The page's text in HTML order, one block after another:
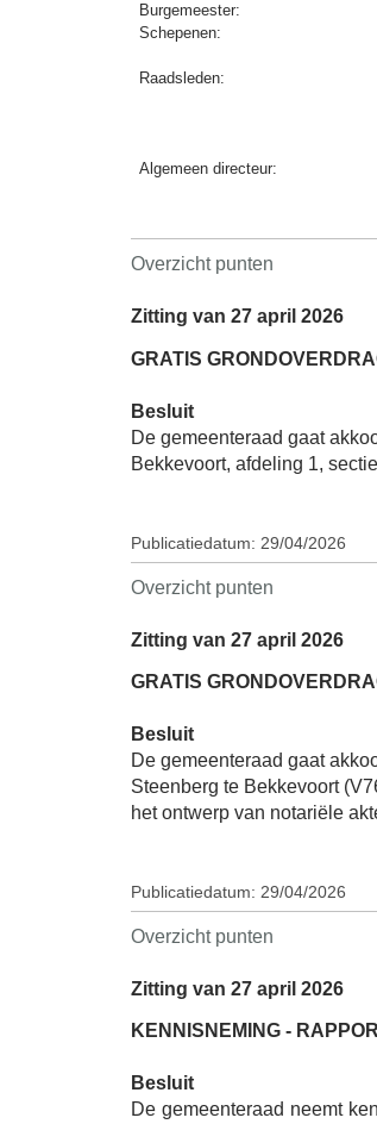
Burgemeester:
Schepenen:
Raadsleden:
Algemeen directeur:
Overzicht punten
Zitting van 27 april 2026
GRATIS
Besluit
De gemeenteraad gaat
Bekkevoort, afdeling 1,
Publicatiedatum: 29/04/2026
Overzicht punten
Zitting van 27 april 2026
GRATIS
Besluit
De gemeenteraad gaat
Steenberg te Bekkevoort
het ontwerp van notariële
Publicatiedatum: 29/04/2026
Overzicht punten
Zitting van 27 april 2026
KENNISNEMING -
Besluit
De gemeenteraad neemt